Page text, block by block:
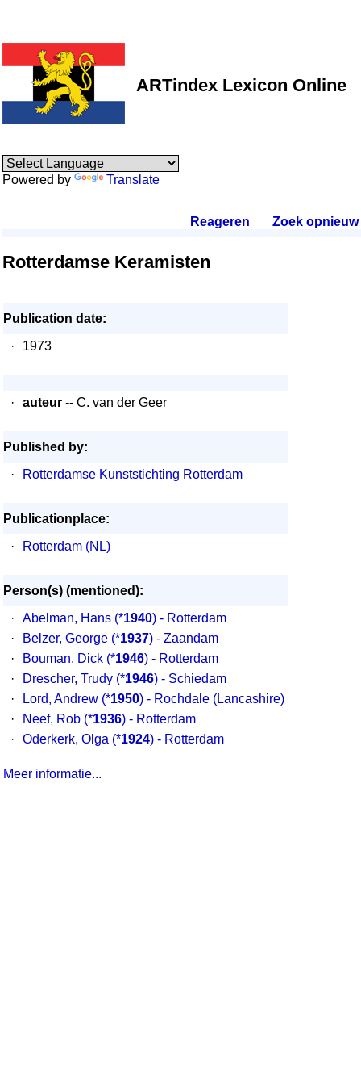
ARTindex Lexicon Online
Powered by Translate
Reageren Zoek opnieuw.
Rotterdamse Keramisten
Publication date:
·
1973
· auteur -- C. van der Geer
Published by:
·
Rotterdamse Kunststichting Rotterdam
Publicationplace:
·
Rotterdam (NL)
Person(s) (mentioned):
·
Abelman, Hans (*1940) - Rotterdam
·
Belzer, George (*1937) - Zaandam
·
Bouman, Dick (*1946) - Rotterdam
·
Drescher, Trudy (*1946) - Schiedam
·
Lord, Andrew (*1950) - Rochdale (Lancashire)
·
Neef, Rob (*1936) - Rotterdam
·
Oderkerk, Olga (*1924) - Rotterdam
Meer informatie...